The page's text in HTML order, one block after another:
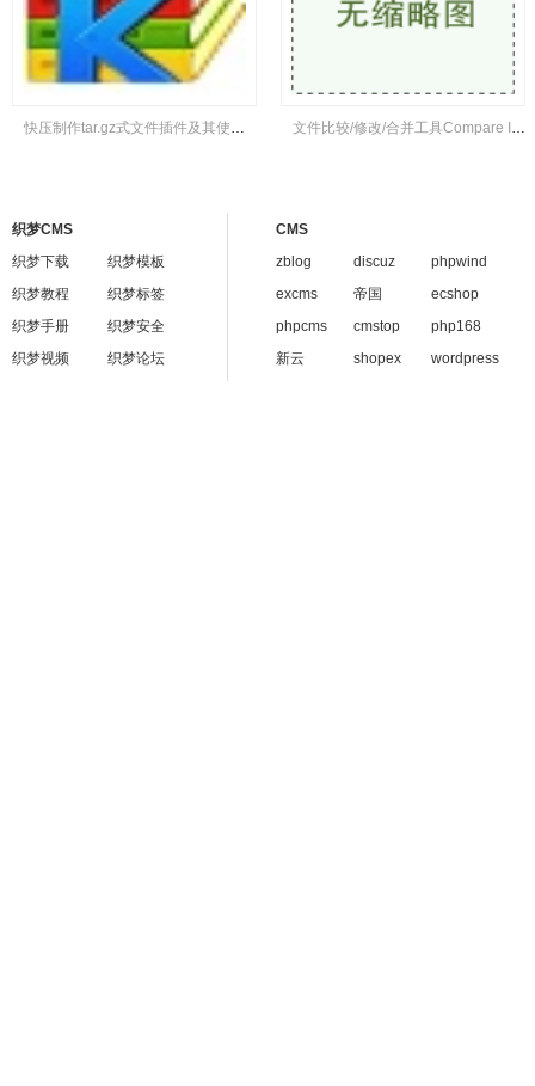
快压制作tar.gz式文件插件及其使用方法 文件比较/修改/合并工具Compare It! v4.2汉化版
织梦CMS
织梦下载
织梦模板
织梦教程
织梦标签
织梦手册
织梦安全
织梦视频
织梦论坛
CMS
zblog
discuz
phpwind
excms
帝国
ecshop
phpcms
cmstop
php168
新云
shopex wordpress